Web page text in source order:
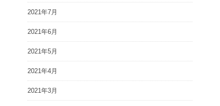
2021年7月
2021年6月
2021年5月
2021年4月
2021年3月